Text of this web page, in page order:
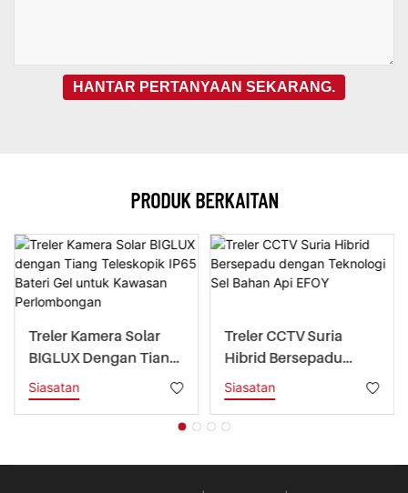
HANTAR PERTANYAAN SEKARANG.
PRODUK BERKAITAN
Treler Kamera Solar
BIGLUX Dengan Tiang
Teleskopik IP65 Bateri
Gel Untuk Kawasan
Siasatan
Treler CCTV Suria
Hibrid Bersepadu
Dengan Teknologi Sel
Bahan Api EFOY
Siasatan